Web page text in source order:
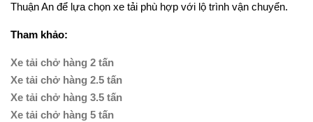
Thuận An để lựa chọn xe tải phù hợp với lộ trình vận chuyển.
Tham khảo:
Xe tải chở hàng 2 tấn
Xe tải chở hàng 2.5 tấn
Xe tải chở hàng 3.5 tấn
Xe tải chở hàng 5 tấn